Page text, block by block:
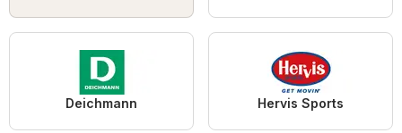
Deichmann Hervis Sports